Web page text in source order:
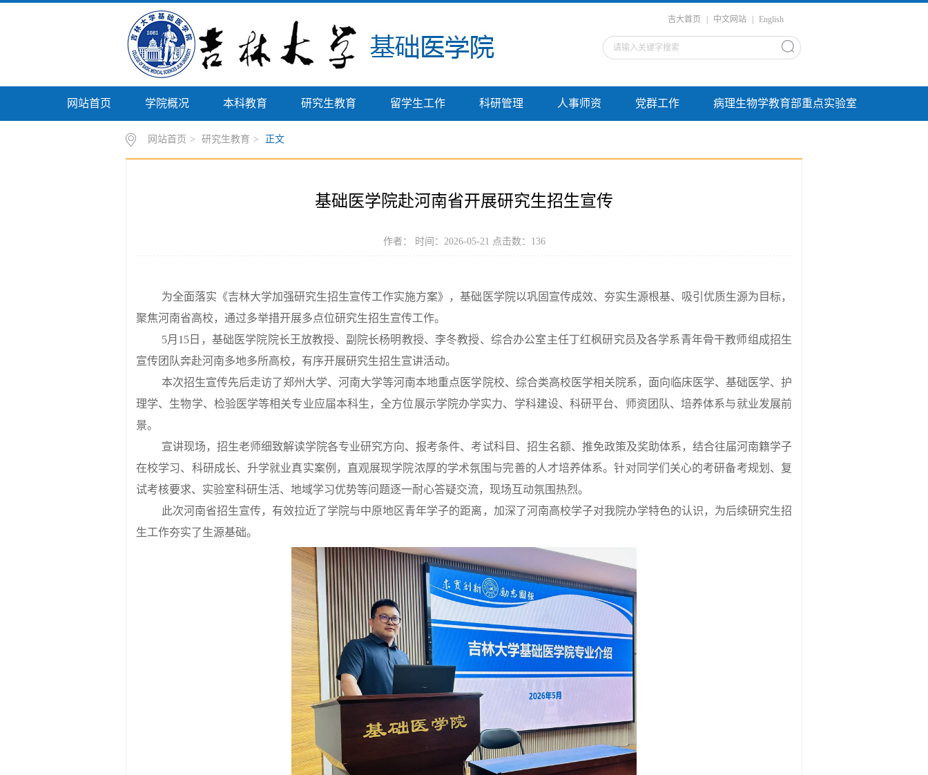
吉大首页 中文网站 English
网站首页 学院概况 本科教育 研究生教育 留学生工作 科研管理 人事师资 党群工作 病理生物学教育部重点实验室
网站首页 > 研究生教育 > 正文
基础医学院赴河南省开展研究生招生宣传
作者： 时间：2026-05-21 点击数： 136
为全面落实《吉林大学加强研究生招生宣传工作实施方案》，基础医学院以巩固宣传成效、夯实生源根基、吸引优质生源为目标，
聚焦河南省高校，通过多举措开展多点位研究生招生宣传工作。
5月15日，基础医学院院长王放教授、副院长杨明教授、李冬教授、综合办公室主任丁红枫研究员及各学系青年骨干教师组成招生
宣传团队奔赴河南多地多所高校，有序开展研究生招生宣讲活动。
本次招生宣传先后走访了郑州大学、河南大学等河南本地重点医学院校、综合类高校医学相关院系，面向临床医学、基础医学、护
理学、生物学、检验医学等相关专业应届本科生，全方位展示学院办学实力、学科建设、科研平台、师资团队、培养体系与就业发展前
景。
宣讲现场，招生老师细致解读学院各专业研究方向、报考条件、考试科目、招生名额、推免政策及奖助体系，结合往届河南籍学子
在校学习、科研成长、升学就业真实案例，直观展现学院浓厚的学术氛围与完善的人才培养体系。针对同学们关心的考研备考规划、复
试考核要求、实验室科研生活、地域学习优势等问题逐一耐心答疑交流，现场互动氛围热烈。
此次河南省招生宣传，有效拉近了学院与中原地区青年学子的距离，加深了河南高校学子对我院办学特色的认识，为后续研究生招
生工作夯实了生源基础。